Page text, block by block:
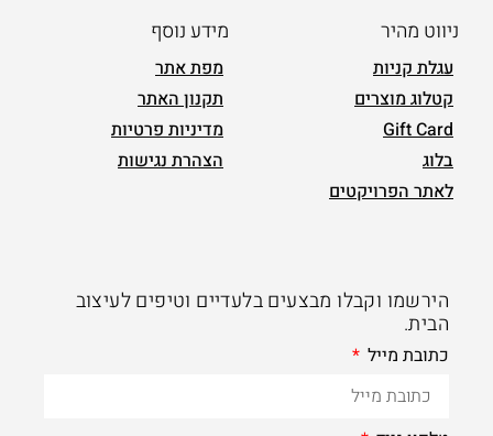
ניווט מהיר
עגלת קניות
קטלוג מוצרים
Gift Card
בלוג
לאתר הפרויקטים
מידע נוסף
מפת אתר
תקנון האתר
מדיניות פרטיות
הצהרת נגישות
הירשמו וקבלו מבצעים בלעדיים וטיפים לעיצוב
הבית.
כתובת מייל